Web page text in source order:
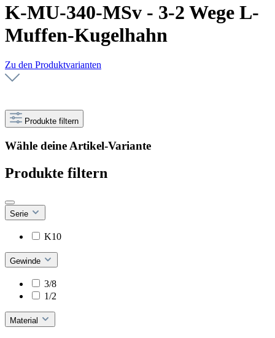
K-MU-340-MSv - 3-2 Wege L-
Muffen-Kugelhahn
Zu den Produktvarianten
Produkte filtern
Wähle deine Artikel-Variante
Produkte filtern
Serie
K10
Gewinde
3/8
1/2
Material